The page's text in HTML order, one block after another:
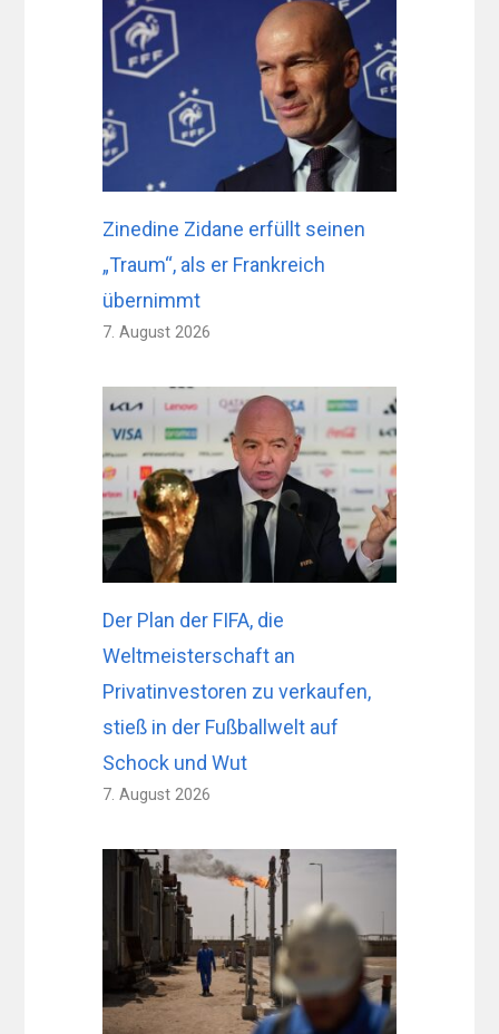
Zinedine Zidane erfüllt seinen
„Traum“, als er Frankreich
übernimmt
7. August 2026
Der Plan der FIFA, die
Weltmeisterschaft an
Privatinvestoren zu verkaufen,
stieß in der Fußballwelt auf
Schock und Wut
7. August 2026